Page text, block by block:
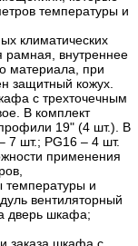
температуры и
климатических
рамная, внутреннее
материала, при
защитный кожух.
с трехточечным
В комплект
19" (4 шт.). В
7 шт.; PG16 – 4 шт.
применения
и
вентиляторный
дверь шкафа;